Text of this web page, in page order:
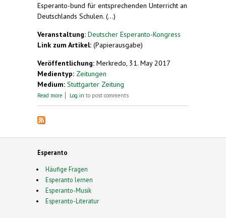
Esperanto-bund für entsprechenden Unterricht an
Deutschlands Schulen. (...)
Veranstaltung: Deutscher Esperanto-Kongress
Link zum Artikel: (Papierausgabe)
Veröffentlichung: Merkredo, 31. May 2017
Medientyp: Zeitungen
Medium: Stuttgarter Zeitung
Read more about Schüler sollen mehr über Esperanto erfahren
Log in to post comments
Esperanto
Häufige Fragen
Esperanto lernen
Esperanto-Musik
Esperanto-Literatur